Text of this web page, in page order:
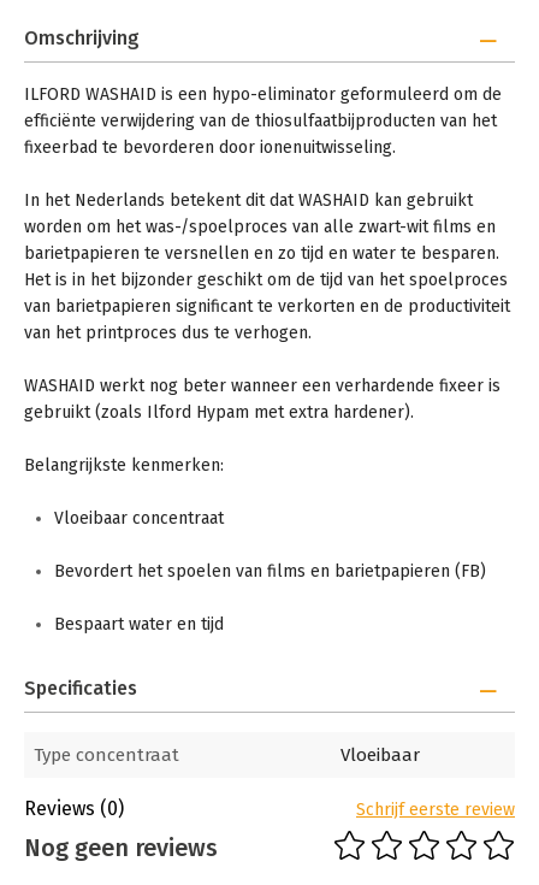
Omschrijving
ILFORD WASHAID is een hypo-eliminator geformuleerd om de
efficiënte verwijdering van de thiosulfaatbijproducten van het
fixeerbad te bevorderen door ionenuitwisseling.
In het Nederlands betekent dit dat WASHAID kan gebruikt
worden om het was-/spoelproces van alle zwart-wit films en
barietpapieren te versnellen en zo tijd en water te besparen.
Het is in het bijzonder geschikt om de tijd van het spoelproces
van barietpapieren significant te verkorten en de productiviteit
van het printproces dus te verhogen.
WASHAID werkt nog beter wanneer een verhardende fixeer is
gebruikt (zoals Ilford Hypam met extra hardener).
Belangrijkste kenmerken:
Vloeibaar concentraat
Bevordert het spoelen van films en barietpapieren (FB)
Bespaart water en tijd
Specificaties
Type concentraat Vloeibaar
Reviews (0) Schrijf eerste review
Nog geen reviews